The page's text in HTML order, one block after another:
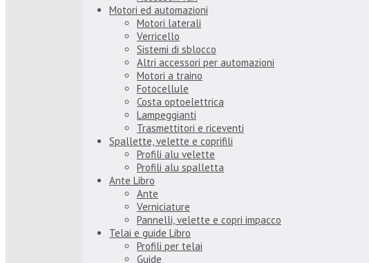
Motori ed automazioni
Motori laterali
Verricello
Sistemi di sblocco
Altri accessori per automazioni
Motori a traino
Fotocellule
Costa optoelettrica
Lampeggianti
Trasmettitori e riceventi
Spallette, velette e coprifili
Profili alu velette
Profili alu spalletta
Ante Libro
Ante
Verniciature
Pannelli, velette e copri impacco
Telai e guide Libro
Profili per telai
Guide